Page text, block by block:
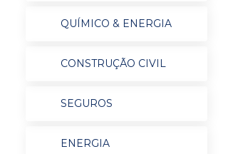
QUÍMICO & ENERGIA
CONSTRUÇÃO CIVIL
SEGUROS
ENERGIA